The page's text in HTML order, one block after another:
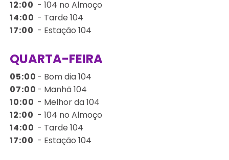
12:00 -104 no Almoço
14:00 - Tarde 104
17:00 - Estação 104
QUARTA-FEIRA
05:00 - Bom dia 104
07:00 - Manhã 104
10:00 - Melhor da 104
12:00 -104 no Almoço
14:00 - Tarde 104
17:00 - Estação 104